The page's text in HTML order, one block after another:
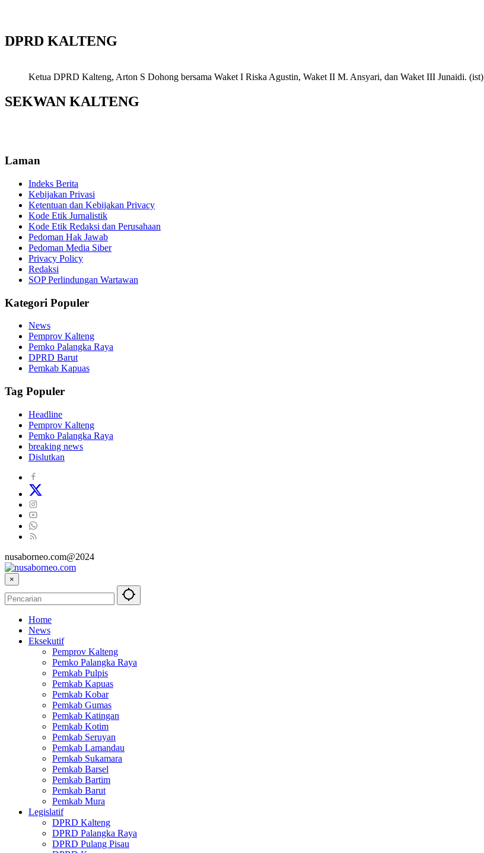
DPRD KALTENG
Ketua DPRD Kalteng, Arton S Dohong bersama Waket I Riska Agustin, Waket II M. Ansyari, dan Waket III Junaidi. (ist)
SEKWAN KALTENG
Laman
Indeks Berita
Kebijakan Privasi
Ketentuan dan Kebijakan Privacy
Kode Etik Jurnalistik
Kode Etik Redaksi dan Perusahaan
Pedoman Hak Jawab
Pedoman Media Siber
Privacy Policy
Redaksi
SOP Perlindungan Wartawan
Kategori Populer
News
Pemprov Kalteng
Pemko Palangka Raya
DPRD Barut
Pemkab Kapuas
Tag Populer
Headline
Pemprov Kalteng
Pemko Palangka Raya
breaking news
Dislutkan
nusaborneo.com@2024
×
Home
News
Eksekutif
Pemprov Kalteng
Pemko Palangka Raya
Pemkab Pulpis
Pemkab Kapuas
Pemkab Kobar
Pemkab Gumas
Pemkab Katingan
Pemkab Kotim
Pemkab Seruyan
Pemkab Lamandau
Pemkab Sukamara
Pemkab Barsel
Pemkab Bartim
Pemkab Barut
Pemkab Mura
Legislatif
DPRD Kalteng
DPRD Palangka Raya
DPRD Pulang Pisau